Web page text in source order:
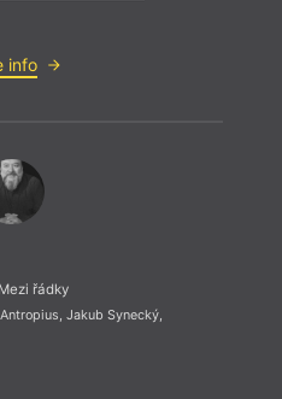
info
řádky
, Jakub Synecký,